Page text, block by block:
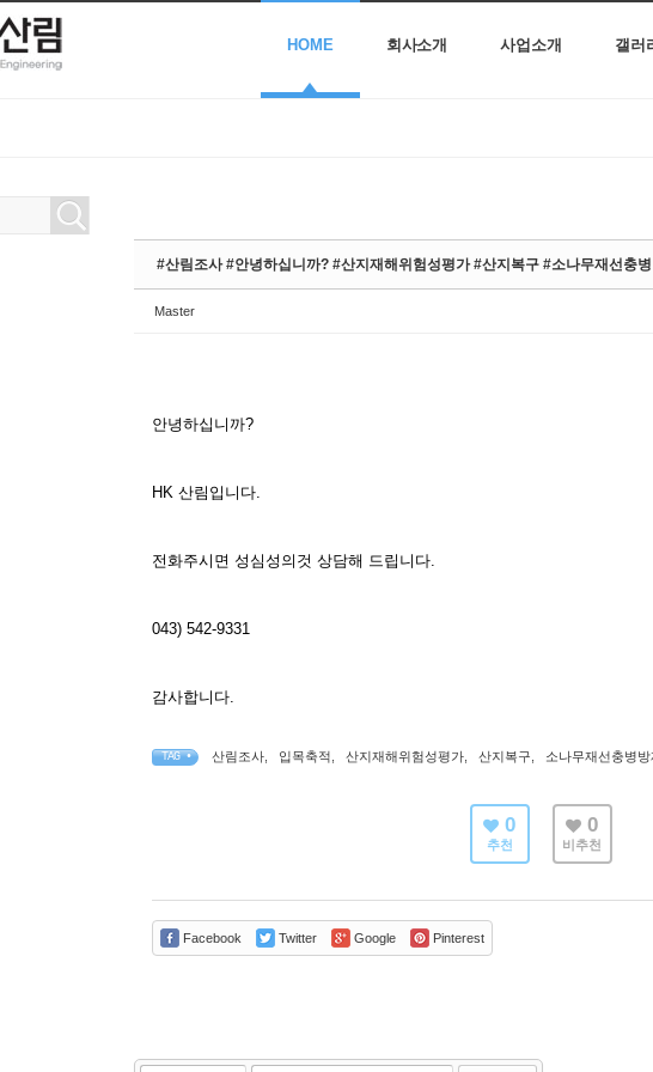
HOME 회사소개 사업소개 갤러
#산림조사 #안녕하십니까? #산지재해위험성평가 #산지복구 #소나무재선충
Master
안녕하십니까?
HK 산림입니다.
전화주시면 성심성의것 상담해 드립니다.
043) 542-9331
감사합니다.
TAG • 산림조사 입목축적 산지재해위험성평가 산지복구 소나무재선충병방
0
추천
0
비추천
Facebook Twitter Google Pinterest